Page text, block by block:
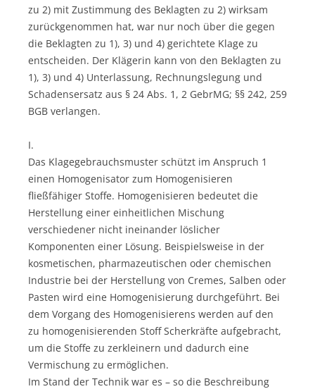
zu 2) mit Zustimmung des Beklagten zu 2) wirksam
zurückgenommen hat, war nur noch über die gegen
die Beklagten zu 1), 3) und 4) gerichtete Klage zu
entscheiden. Der Klägerin kann von den Beklagten zu
1), 3) und 4) Unterlassung, Rechnungslegung und
Schadensersatz aus § 24 Abs. 1, 2 GebrMG; §§ 242, 259
BGB verlangen.
I.
Das Klagegebrauchsmuster schützt im Anspruch 1
einen Homogenisator zum Homogenisieren
fließfähiger Stoffe. Homogenisieren bedeutet die
Herstellung einer einheitlichen Mischung
verschiedener nicht ineinander löslicher
Komponenten einer Lösung. Beispielsweise in der
kosmetischen, pharmazeutischen oder chemischen
Industrie bei der Herstellung von Cremes, Salben oder
Pasten wird eine Homogenisierung durchgeführt. Bei
dem Vorgang des Homogenisierens werden auf den
zu homogenisierenden Stoff Scherkräfte aufgebracht,
um die Stoffe zu zerkleinern und dadurch eine
Vermischung zu ermöglichen.
Im Stand der Technik war es – so die Beschreibung